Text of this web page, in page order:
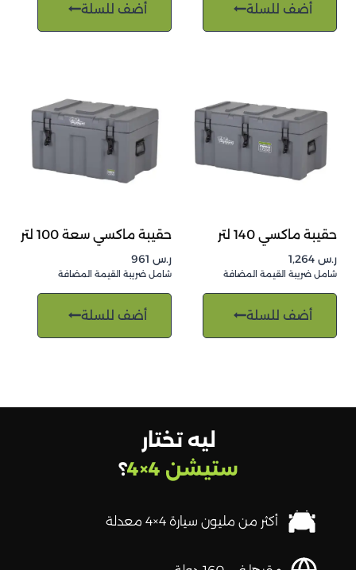
أضف للسلة أضف للسلة
حقيبة ماكسي 140 لتر
ر.س
شامل ضريبة القيمة المضافة
أضف للسلة
حقيبة ماكسي سعة 100 لتر
ر.س
شامل ضريبة القيمة المضافة
أضف للسلة
ليه تختار
ستيشن 4×4
؟
أكثر من مليون سيارة 4×4 معدلة